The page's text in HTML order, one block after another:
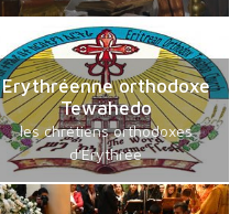
Erythréenne orthodoxe
Tewahedo
les chrétiens orthodoxes
d'Erythrée